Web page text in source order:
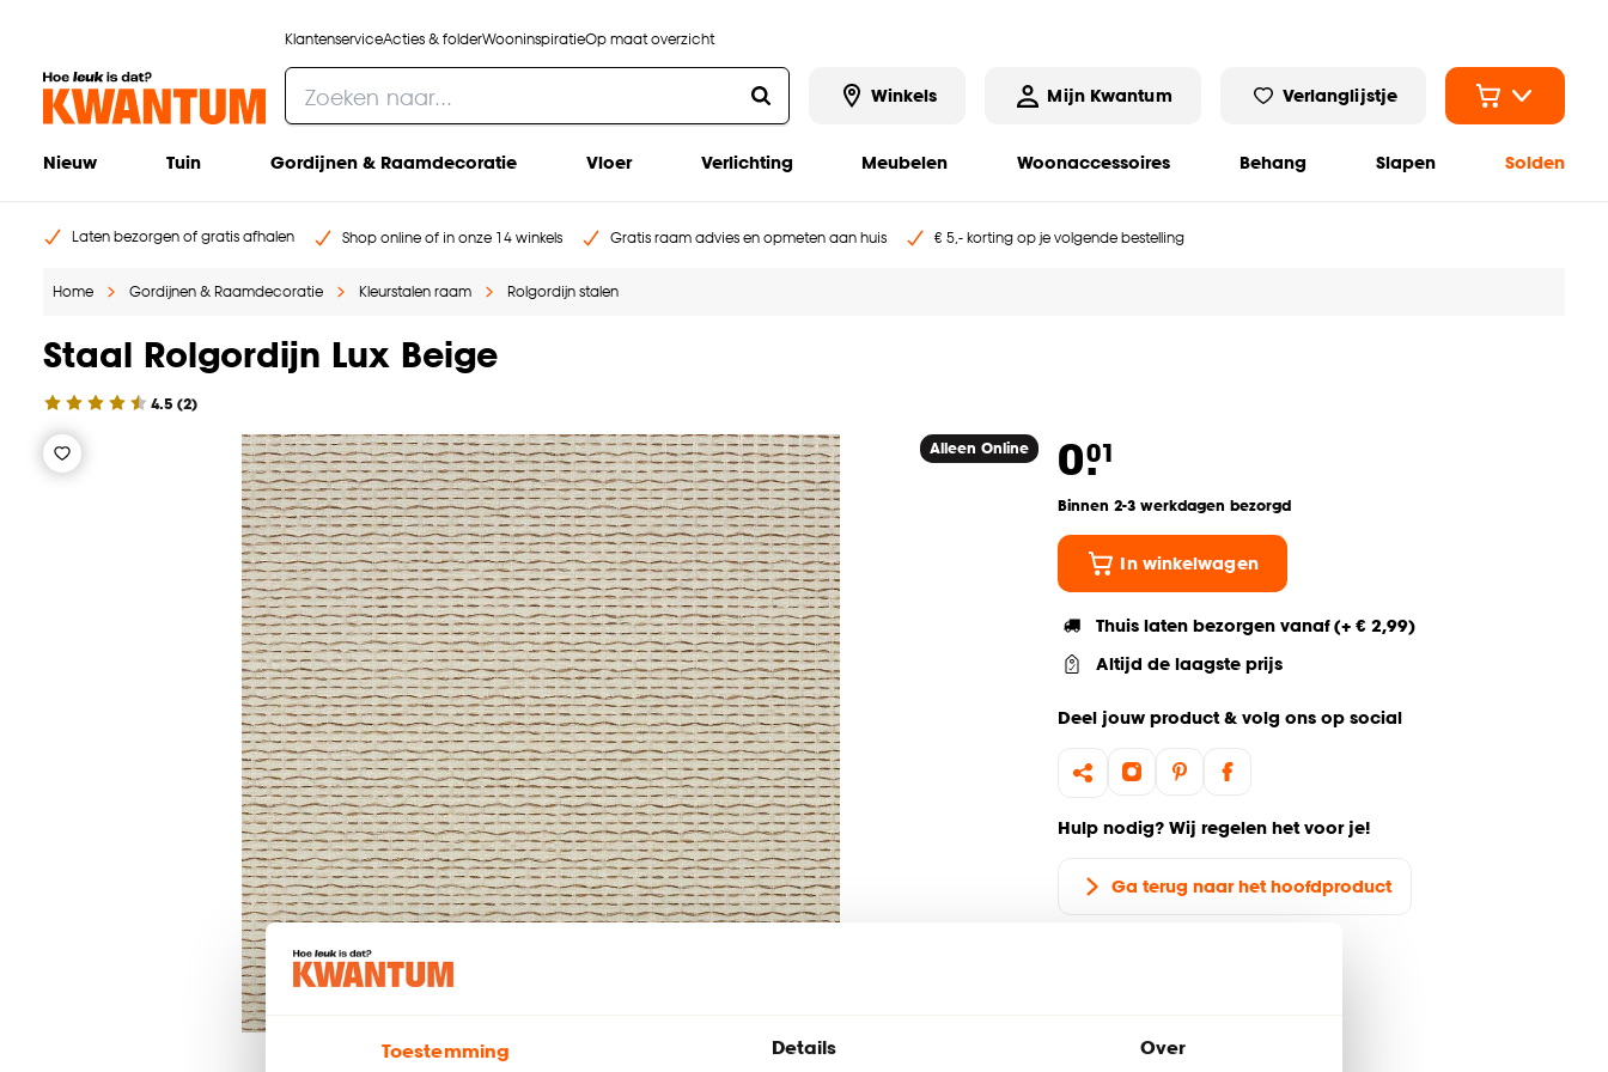
Toestemming Details Over
KlantenserviceActies & folderWooninspiratieOp maat overzicht
Winkels Mijn Kwantum Verlanglijstje
Nieuw Tuin Gordijnen & Raamdecoratie Vloer Verlichting Meubelen Woonaccessoires Behang Slapen Solden
Laten bezorgen of gratis afhalen Shop online of in onze 14 winkels Gratis raam advies en opmeten aan huis € 5,- korting op je volgende bestelling
Home Gordijnen & Raamdecoratie Kleurstalen raam Rolgordijn stalen
Staal Rolgordijn Lux Beige
4.5 (2)
Alleen Online 0.01
Binnen 2-3 werkdagen bezorgd
In winkelwagen
Thuis laten bezorgen vanaf (+ € 2,99)
Altijd de laagste prijs
Deel jouw product & volg ons op social
Hulp nodig? Wij regelen het voor je!
Ga terug naar het hoofdproduct